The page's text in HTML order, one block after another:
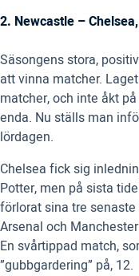
2. Newcastle –
Säsongens stora,
att vinna matcher.
matcher, och inte åkt
enda. Nu ställs man
lördagen.
Chelsea fick sig
Potter, men på sista
förlorat sina tre
Arsenal och
En svårtippad match,
”gubbgardering” på, 12.